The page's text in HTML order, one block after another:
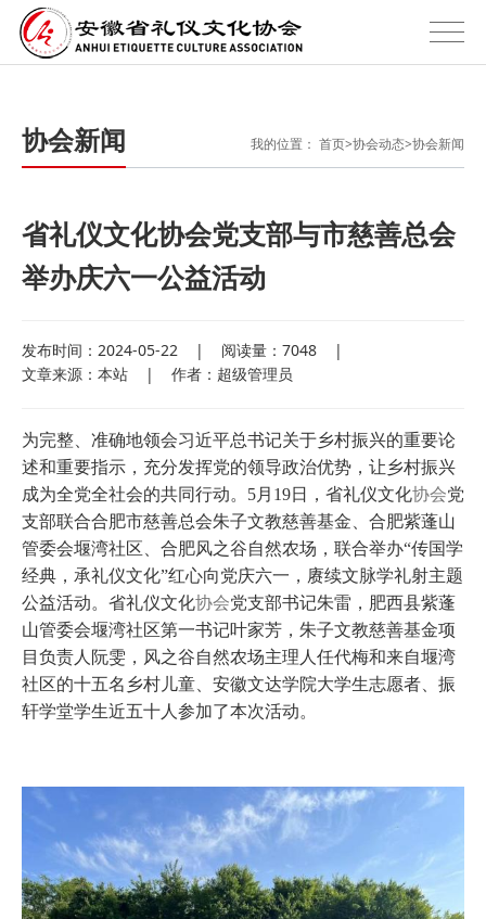
协会新闻 我的位置： 首页>协会动态>协会新闻
省礼仪文化协会党支部与市慈善总会
举办庆六一公益活动
发布时间：2024-05-22 | 阅读量：7048 |
文章来源：本站 | 作者：超级管理员
为完整、准确地领会习近平总书记关于乡村振兴的重要论
述和重要指示，充分发挥党的领导政治优势，让乡村振兴
成为全党全社会的共同行动。5月19日，省礼仪文化协会党
支部联合合肥市慈善总会朱子文教慈善基金、合肥紫蓬山
管委会堰湾社区、合肥风之谷自然农场，联合举办“传国学
经典，承礼仪文化”红心向党庆六一，赓续文脉学礼射主题
公益活动。省礼仪文化协会党支部书记朱雷，肥西县紫蓬
山管委会堰湾社区第一书记叶家芳，朱子文教慈善基金项
目负责人阮雯，风之谷自然农场主理人任代梅和来自堰湾
社区的十五名乡村儿童、安徽文达学院大学生志愿者、振
轩学堂学生近五十人参加了本次活动。